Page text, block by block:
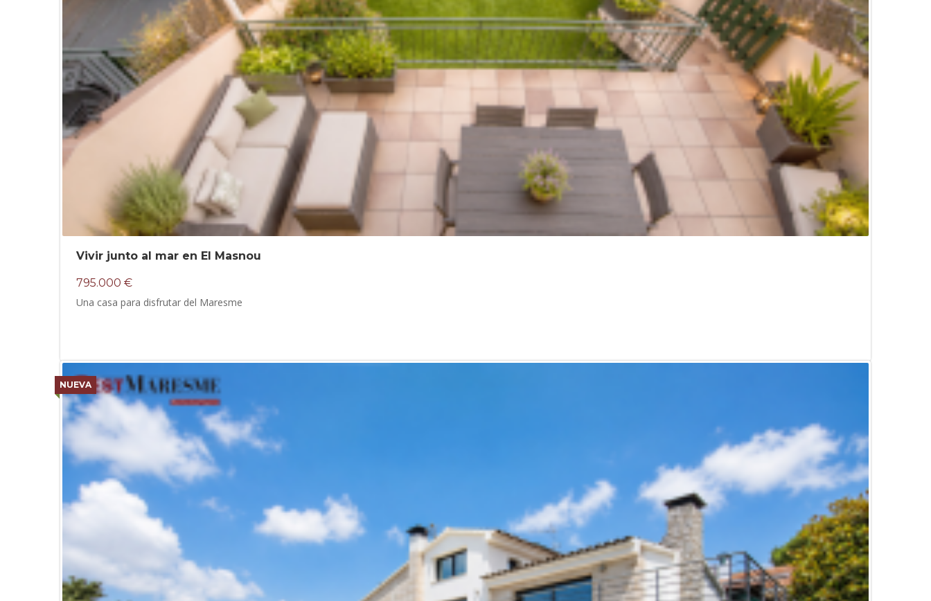
Vivir junto al mar en El Masnou
795.000 €
Una casa para disfrutar del Maresme
NUEVA